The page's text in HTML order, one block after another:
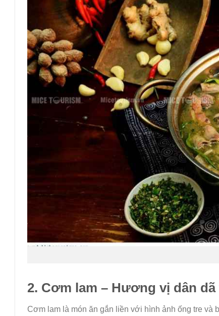
2. Cơm lam – Hương vị dân
Cơm lam là món ăn gắn liền với hình ảnh ống tre